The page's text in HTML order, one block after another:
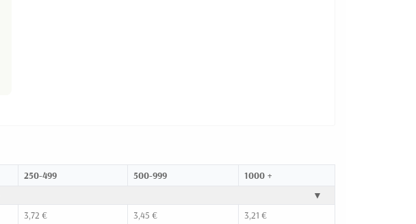
250-499 500-999
1000 +
▼
3,72 € 3,45 €
3,21 €